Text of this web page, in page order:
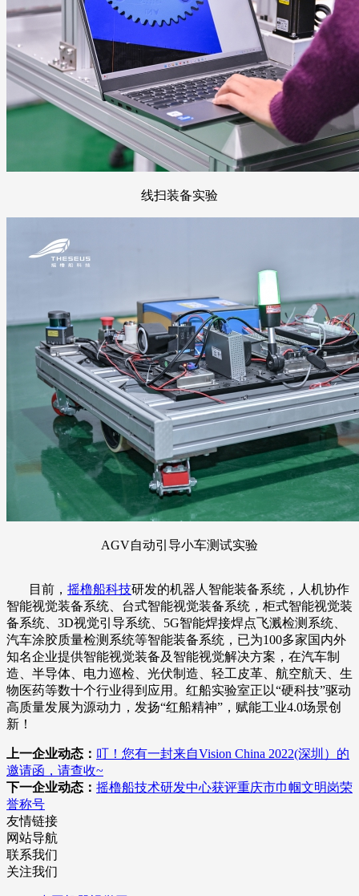
线扫装备实验
AGV自动引导小车测试实验
目前， 摇橹船科技研发的机器人智能装备系统，人机协作
智能视觉装备系统、台式智能视觉装备系统，柜式智能视觉装
备系统、3D视觉引导系统、5G智能焊接焊点飞溅检测系统、
汽车涂胶质量检测系统等智能装备系统，已为100多家国内外
知名企业提供智能视觉装备及智能视觉解决方案，在汽车制
造、半导体、电力巡检、光伏制造、轻工皮革、航空航天、生
物医药等数十个行业得到应用。红船实验室正以“硬科技”驱动
高质量发展为源动力，发扬“红船精神”，赋能工业4.0场景创
新！
上一企业动态： 叮！您有一封来自Vision China 2022(深圳）的
邀请函，请查收~
下一企业动态： 摇橹船技术研发中心获评重庆市巾帼文明岗荣
誉称号
友情链接
网站导航
联系我们
关注我们